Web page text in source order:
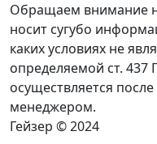
Обращаем внимание
носит сугубо
каких условиях не
определяемой ст. 437
осуществляется
менеджером.
Гейзер © 2024